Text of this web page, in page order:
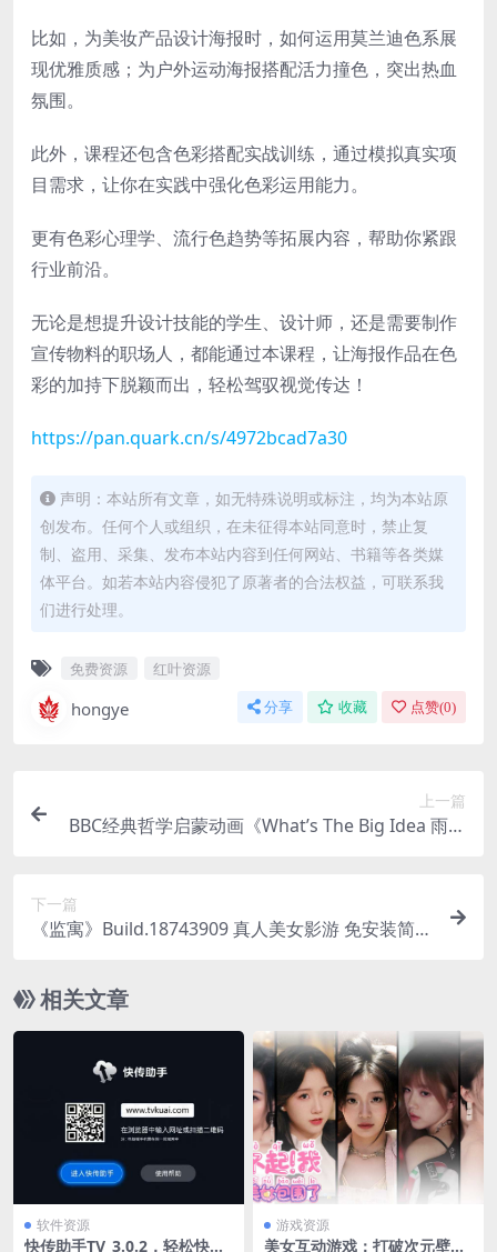
比如，为美妆产品设计海报时，如何运用莫兰迪色系展
现优雅质感；为户外运动海报搭配活力撞色，突出热血
氛围。
此外，课程还包含色彩搭配实战训练，通过模拟真实项
目需求，让你在实践中强化色彩运用能力。
更有色彩心理学、流行色趋势等拓展内容，帮助你紧跟
行业前沿。
无论是想提升设计技能的学生、设计师，还是需要制作
宣传物料的职场人，都能通过本课程，让海报作品在色
彩的加持下脱颖而出，轻松驾驭视觉传达！
https://pan.quark.cn/s/4972bcad7a30
声明：本站所有文章，如无特殊说明或标注，均为本站原
创发布。任何个人或组织，在未征得本站同意时，禁止复
制、盗用、采集、发布本站内容到任何网站、书籍等各类媒
体平台。如若本站内容侵犯了原著者的合法权益，可联系我
们进行处理。
免费资源 红叶资源
hongye 分享 收藏 点赞(0)
上一篇
BBC经典哲学启蒙动画《What’s The Big Idea 雨果
下一篇
《监寓》Build.18743909 真人美女影游 免安装简体
相关文章
软件资源
快传助手TV_3.0.2，轻松快捷
游戏资源
美女互动游戏：打破次元壁恋